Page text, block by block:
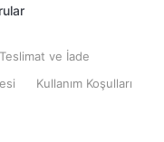
Teslimat ve İade
Kullanım Koşulları